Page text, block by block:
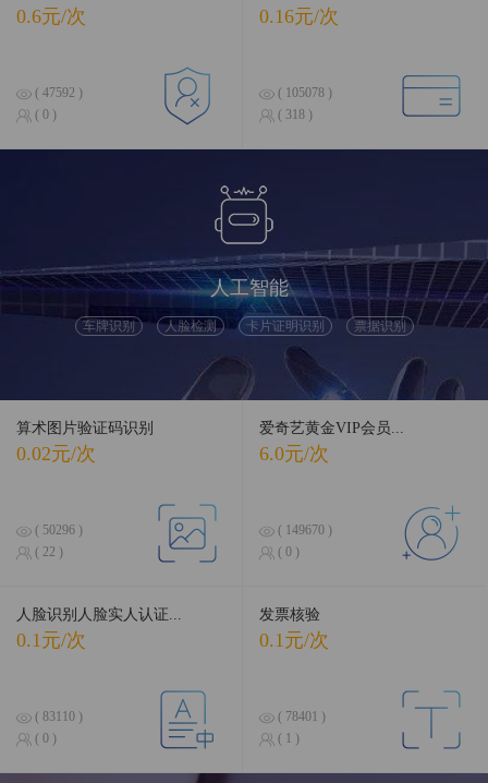
0.6元/次
( 47592 )
( 0 )
0.16元/次
( 105078 )
( 318 )
人工智能
车牌识别 人脸检测 卡片证明识别 票据识别
算术图片验证码识别
0.02元/次
( 50296 )
( 22 )
爱奇艺黄金VIP会员...
6.0元/次
( 149670 )
( 0 )
人脸识别人脸实人认证...
0.1元/次
( 83110 )
( 0 )
发票核验
0.1元/次
( 78401 )
( 1 )